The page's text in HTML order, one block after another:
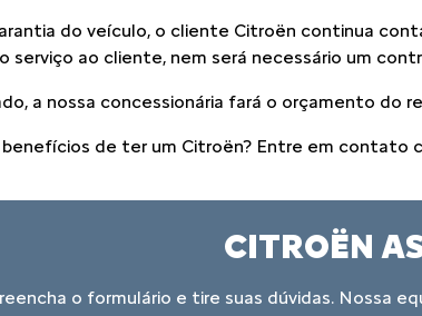
do veículo, o cliente Citroën continua
serviço ao cliente, nem será necessário um
a nossa concessionária fará o orçamento do
benefícios de ter um Citroën? Entre em contato
CITROËN
o formulário e tire suas dúvidas. Nossa